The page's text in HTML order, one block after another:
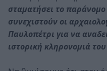
σταματήσει το
συνεχιστούν οι
Παυλοπέτρι για να
ιστορική κληρονομιά